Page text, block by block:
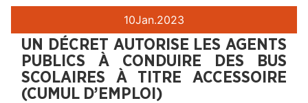
10Jan.2023
UN DÉCRET AUTORISE LES AGENTS
PUBLICS À CONDUIRE DES BUS
SCOLAIRES À TITRE ACCESSOIRE
(CUMUL D’EMPLOI)